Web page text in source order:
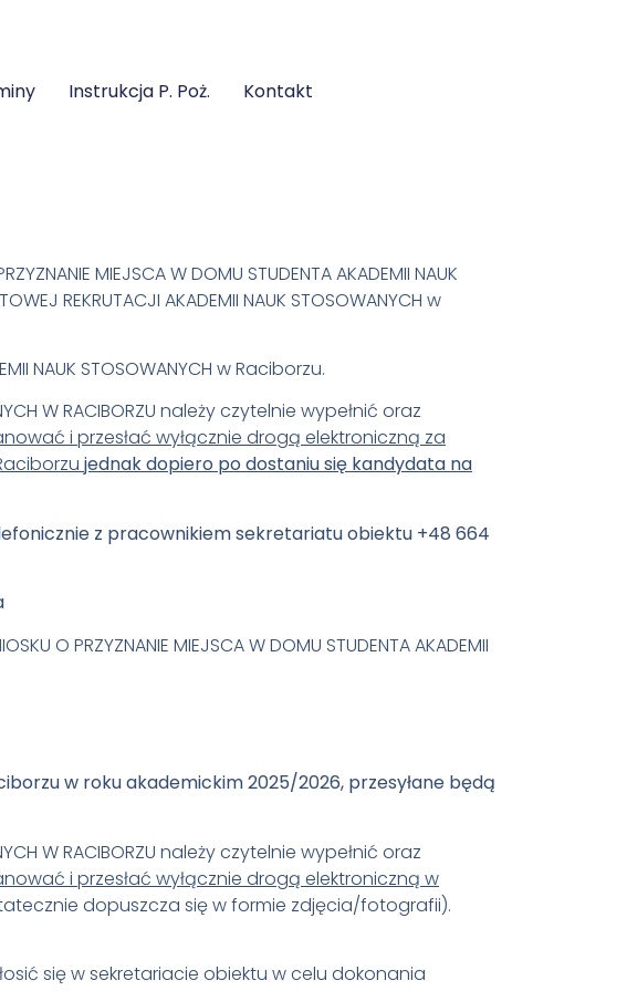
Instrukcja P. Poż. Kontakt
MIEJSCA W DOMU STUDENTA AKADEMII NAUK
REKRUTACJI AKADEMII NAUK STOSOWANYCH w
NAUK STOSOWANYCH w Raciborzu.
W RACIBORZU należy czytelnie wypełnić oraz
i przesłać wyłącznie drogą elektroniczną za
jednak dopiero po dostaniu się kandydata na
z pracownikiem sekretariatu obiektu +48 664
PRZYZNANIE MIEJSCA W DOMU STUDENTA AKADEMII
w roku akademickim 2025/2026, przesyłane będą
W RACIBORZU należy czytelnie wypełnić oraz
i przesłać wyłącznie drogą elektroniczną w
dopuszcza się w formie zdjęcia/fotografii).
się w sekretariacie obiektu w celu dokonania